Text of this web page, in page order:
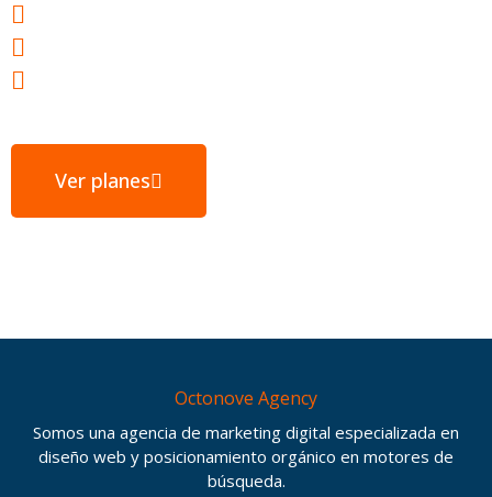
Ver planes
Octonove Agency
Somos una agencia de marketing digital especializada en
diseño web y posicionamiento orgánico en motores de
búsqueda.